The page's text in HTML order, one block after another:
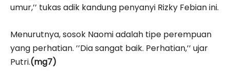
umur,’’ tukas adik kandung penyanyi Rizky Febian ini.
Menurutnya, sosok Naomi adalah tipe perempuan
yang perhatian. ’’Dia sangat baik. Perhatian,’’ ujar
Putri.(mg7)